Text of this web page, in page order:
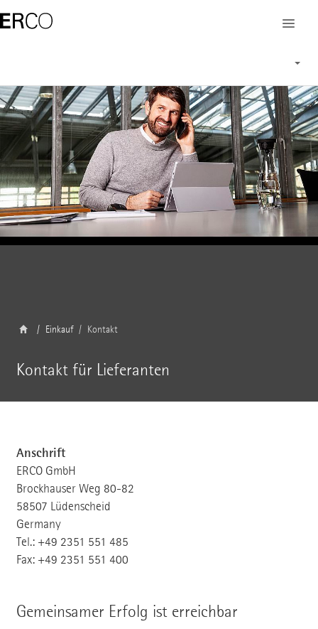
Über ERCO Einkauf
Haltung
Erfolgreich zusammenarbeiten
Corporate Social Responsibility
Lieferpartner Portal
Einkauf Kontakt
Kontakt für Lieferanten
Anschrift
ERCO GmbH
Brockhauser Weg 80-82
58507 Lüdenscheid
Germany
Tel.: +49 2351 551 485
Fax: +49 2351 551 400
Gemeinsamer Erfolg ist erreichbar